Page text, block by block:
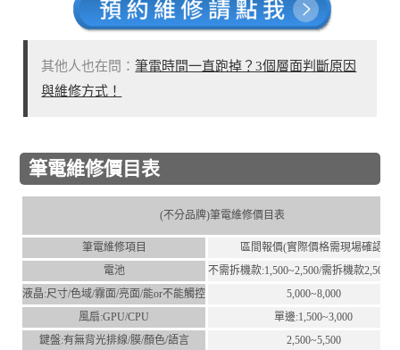
其他人也在問：筆電時間一直跑掉？3個層面判斷原因
與維修方式！
筆電維修價目表
(不分品牌)筆電維修價目表
筆電維修項目
區間報價(實際價格需現場確認)
電池
不需拆機款:1,500~2,500/需拆機款
液晶:尺⼨/⾊域/霧⾯/亮⾯/能or不能觸控
5,000~8,000
風扇:GPU/CPU
單邊:1,500~3,000
鍵盤:有無背光排線/膜/顏⾊/語⾔
2,500~5,500